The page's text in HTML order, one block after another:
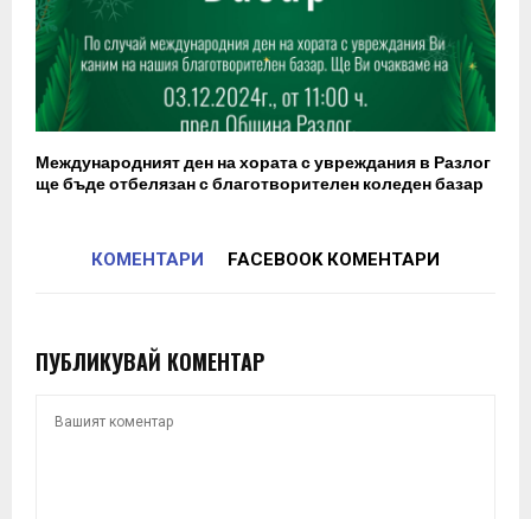
Международният ден на хората с увреждания в Разлог
ще бъде отбелязан с благотворителен коледен базар
КОМЕНТАРИ FACEBOOK КОМЕНТАРИ
ПУБЛИКУВАЙ КОМЕНТАР